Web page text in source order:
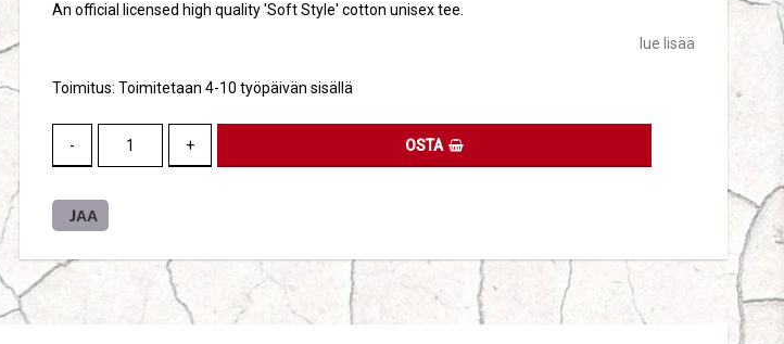
An official licensed high quality 'Soft Style' cotton unisex tee.
lue lisää
Toimitus: Toimitetaan 4-10 työpäivän sisällä
- + OSTA
JAA